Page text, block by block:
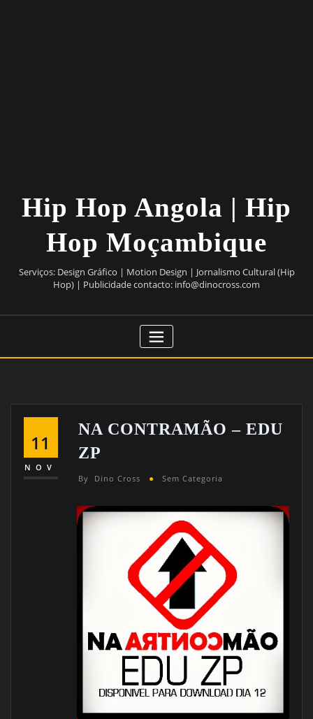
Hip Hop Angola | Hip
Hop Moçambique
Serviços: Design Gráfico | Motion Design | Jornalismo Cultural (Hip
Hop) | Publicidade contacto: info@dinocross.com
11
NOV
NA CONTRAMÃO – EDU
ZP
By Dino Cross Sem Categoria